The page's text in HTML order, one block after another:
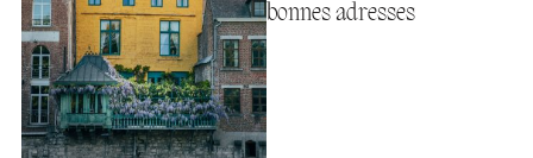
bonnes adresses